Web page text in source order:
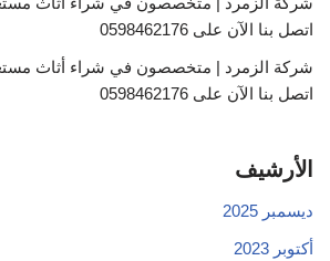
اتصل بنا الآن على 0598462176
شركة الزمرد | متخصصون في شراء أثاث
اتصل بنا الآن على 0598462176
الأرشيف
ديسمبر 2025
أكتوبر 2023